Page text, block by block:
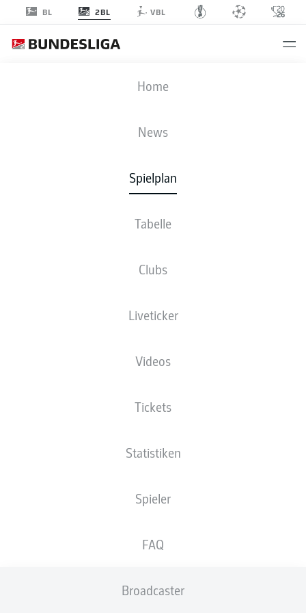
BL 2BL VBL
Home
News
Spielplan
Tabelle
Clubs
Liveticker
Videos
Tickets
Statistiken
Spieler
FAQ
Broadcaster
BSC
AUFSTELLUNGEN
0 0